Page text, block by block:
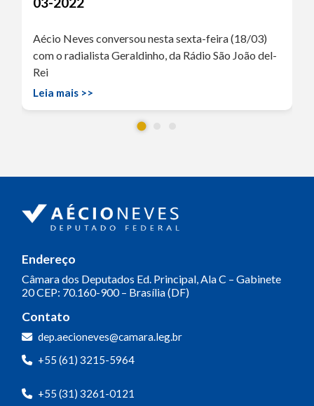
Aécio Neves conversou nesta sexta-feira (18/03)
com o radialista Geraldinho, da Rádio São João del-
Rei
Leia mais >>
Endereço
Câmara dos Deputados Ed. Principal, Ala C – Gabinete
20CEP: 70.160-900 – Brasília (DF)
Contato
dep.aecioneves@camara.leg.br
+55 (61) 3215-5964
+55 (31) 3261-0121